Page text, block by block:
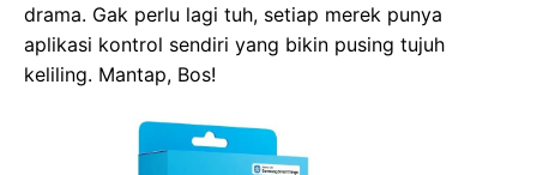
drama. Gak perlu lagi tuh, setiap merek punya
aplikasi kontrol sendiri yang bikin pusing tujuh
keliling. Mantap, Bos!